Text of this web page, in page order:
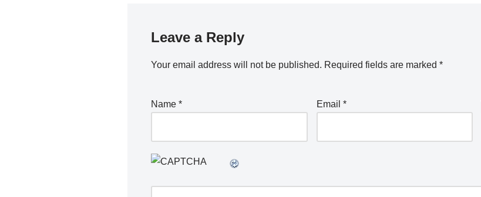
Leave a Reply
Your email address will not be published. Required fields are marked *
Name * Email *